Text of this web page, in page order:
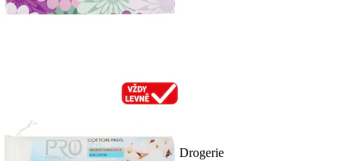
Drogerie